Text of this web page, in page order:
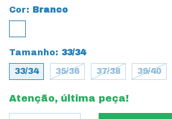
Cor: Branco
Tamanho: 33/34
33/34 35/36 37/38 39/40
Atenção, última peça!